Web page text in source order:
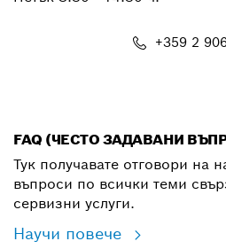
+359 2
FAQ (ЧЕСТО ЗАДАВАНИ
Тук получавате отговори на
въпроси по всички теми
сервизни услуги.
Научи повече